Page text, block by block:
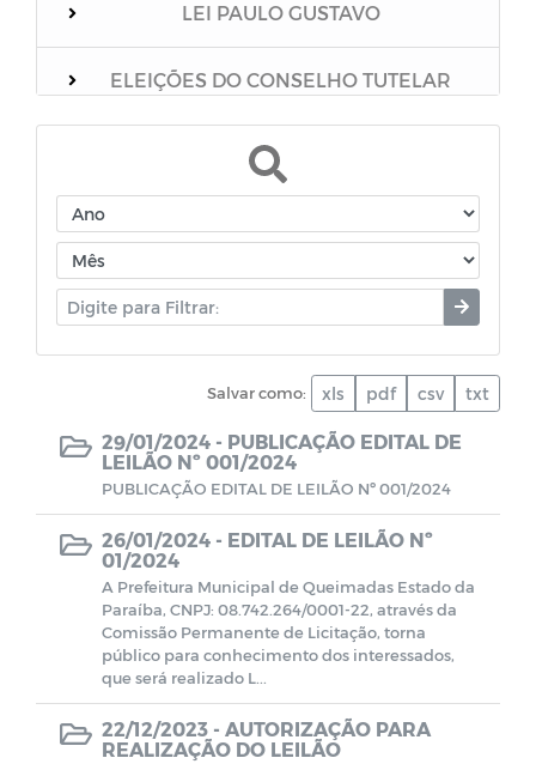
LEI PAULO GUSTAVO
ELEIÇÕES DO CONSELHO TUTELAR
Relação dos vacinados
Boletim Epidemiológico
Farmácia de Medicamentos Especiais
Estagiários
Planos e Relatórios
Unidades de Saúde
Pareceres do TCE-PB
Salvar como: xls pdf csv txt
29/01/2024 - PUBLICAÇÃO EDITAL DE
LEILÃO Nº 001/2024
PUBLICAÇÃO EDITAL DE LEILÃO Nº 001/2024
26/01/2024 - EDITAL DE LEILÃO Nº
01/2024
A Prefeitura Municipal de Queimadas Estado da
Paraíba, CNPJ: 08.742.264/0001-22, através da
Comissão Permanente de Licitação, torna
público para conhecimento dos interessados,
que será realizado L...
22/12/2023 - AUTORIZAÇÃO PARA
REALIZAÇÃO DO LEILÃO